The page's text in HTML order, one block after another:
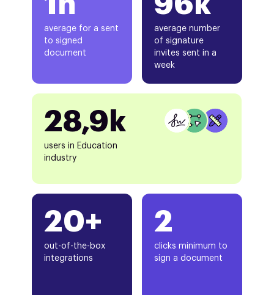
average for a sent
to signed
document
20+
out-of-the-box
integrations
average number
of signature
invites sent in a
week
28,9k
users in Education
industry
2
clicks minimum to
sign a document